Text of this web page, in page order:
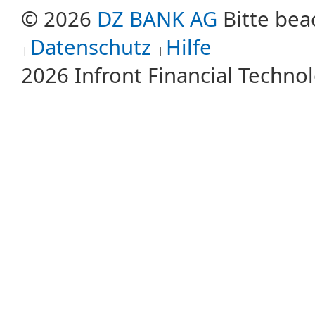
© 2026 DZ BANK AG Bitte
Datenschutz Hilfe
2026 Infront Financial